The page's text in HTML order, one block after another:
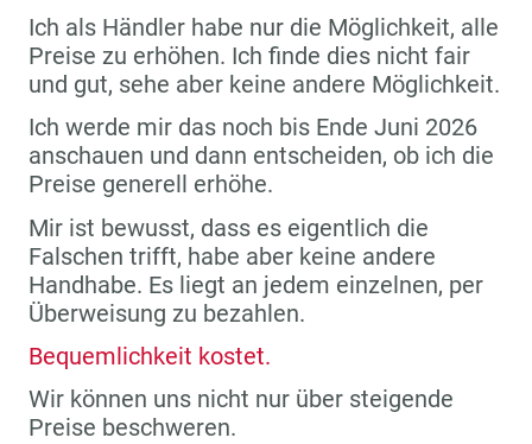
Ich als Händler habe nur die Möglichkeit, alle
Preise zu erhöhen. Ich finde dies nicht fair
und gut, sehe aber keine andere Möglichkeit.
Ich werde mir das noch bis Ende Juni 2026
anschauen und dann entscheiden, ob ich die
Preise generell erhöhe.
Mir ist bewusst, dass es eigentlich die
Falschen trifft, habe aber keine andere
Handhabe. Es liegt an jedem einzelnen, per
Überweisung zu bezahlen.
Bequemlichkeit kostet.
Wir können uns nicht nur über steigende
Preise beschweren.